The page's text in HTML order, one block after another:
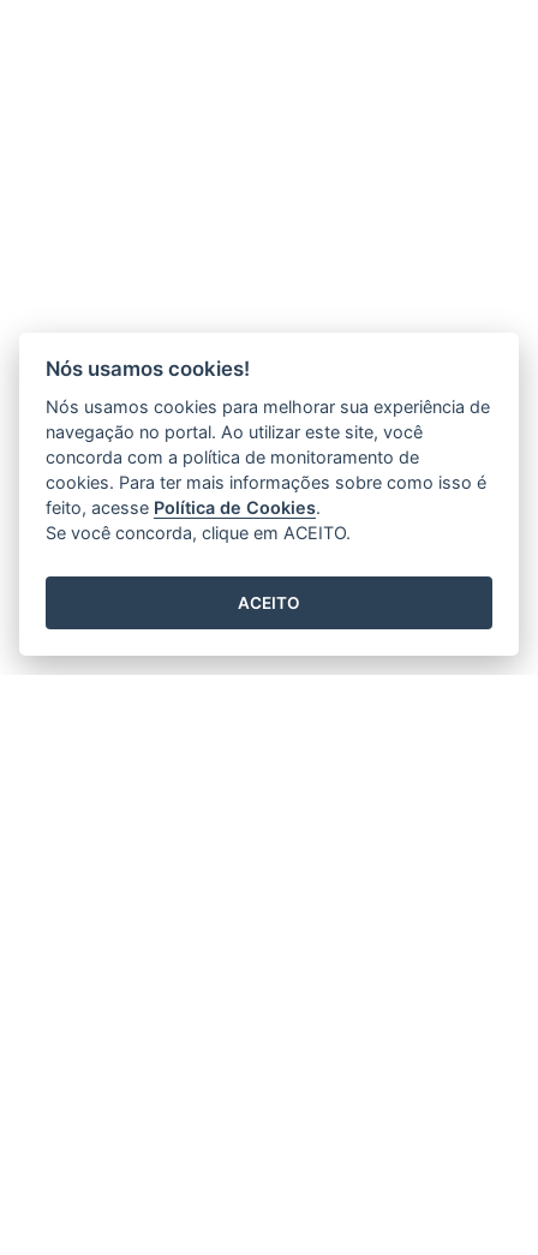
Nós usamos cookies!
Nós usamos cookies para melhorar sua experiência de
navegação no portal. Ao utilizar este site, você
concorda com a política de monitoramento de
cookies. Para ter mais informações sobre como isso é
feito, acesse Política de Cookies.
Se você concorda, clique em ACEITO.
ACEITO